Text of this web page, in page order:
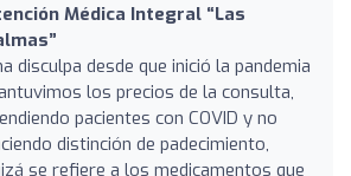
Médica Integral “Las
disculpa desde que inició la pandemia
los precios de la consulta,
pacientes con COVID y no
distinción de padecimiento,
se refiere a los medicamentos que